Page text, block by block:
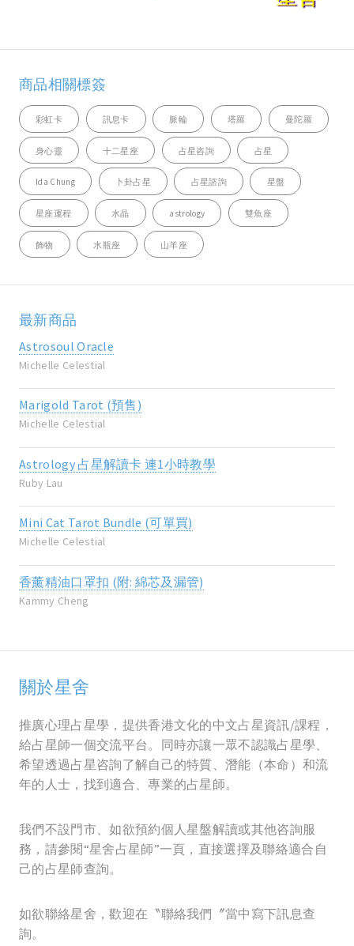
商品相關標簽
彩虹卡 訊息卡 脈輪 塔羅 曼陀羅
身心靈 十二星座 占星咨詢 占星
Ida Chung 卜卦占星 占星諮詢 星盤
星座運程 水晶 astrology 雙魚座
飾物 水瓶座 山羊座
最新商品
Astrosoul Oracle
Michelle Celestial
Marigold Tarot (預售)
Michelle Celestial
Astrology 占星解讀卡 連1小時教學
Ruby Lau
Mini Cat Tarot Bundle (可單買)
Michelle Celestial
香薰精油口罩扣 (附: 綿芯及漏管)
Kammy Cheng
關於星舍
推廣心理占星學，提供香港文化的中文占星資訊/課程，
給占星師一個交流平台。同時亦讓一眾不認識占星學、
希望透過占星咨詢了解自己的特質、潛能（本命）和流
年的人士，找到適合、專業的占星師。
我們不設門市、如欲預約個人星盤解讀或其他咨詢服
務，請參閱“星舍占星師”一頁，直接選擇及聯絡適合自
己的占星師查詢。
如欲聯絡星舍，歡迎在〝聯絡我們〞當中寫下訊息查
詢。